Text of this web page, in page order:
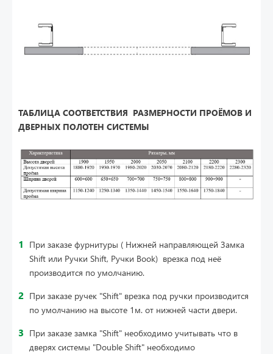
ТАБЛИЦА СООТВЕТСТВИЯ РАЗМЕРНОСТИ ПРОЁМОВ И
ДВЕРНЫХ ПОЛОТЕН СИСТЕМЫ
При заказе фурнитуры ( Нижней направляющей Замка
Shift или Ручки Shift, Ручки Book) врезка под неё
производится по умолчанию.
При заказе ручек "Shift" врезка под ручки производится
по умолчанию на высоте 1м. от нижней части двери.
При заказе замка "Shift" необходимо учитывать что в
дверях системы "Double Shift" необходимо